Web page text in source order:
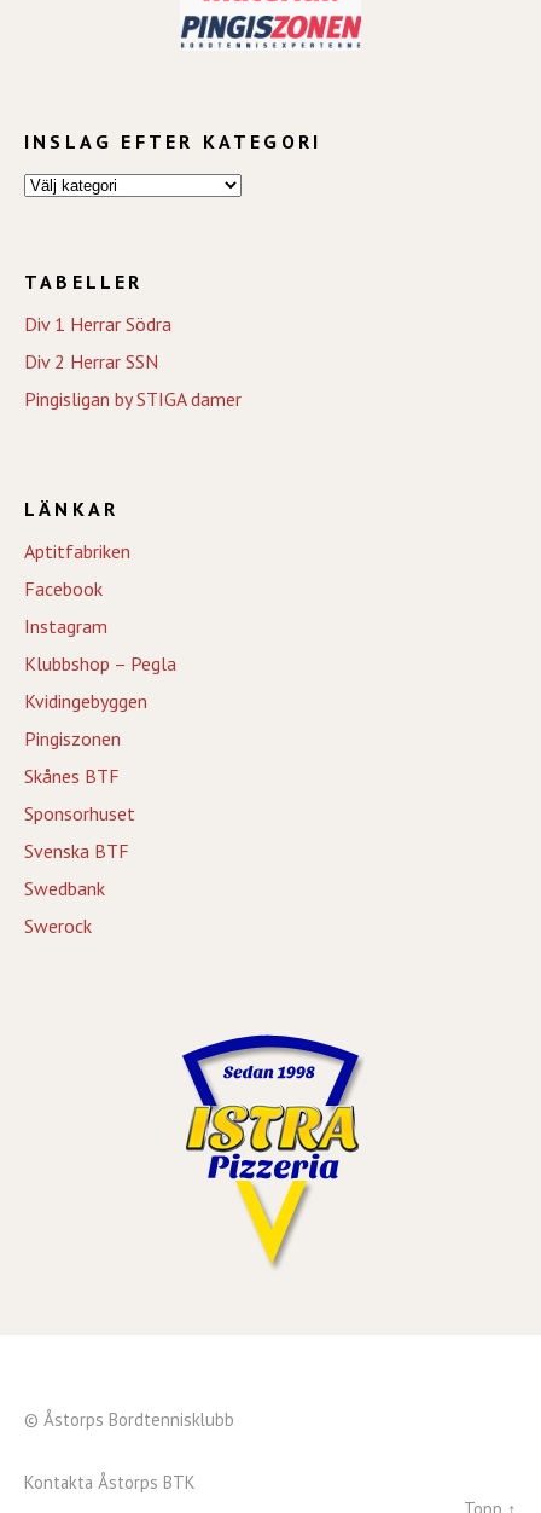
INSLAG EFTER KATEGORI
TABELLER
Div 1 Herrar Södra
Div 2 Herrar SSN
Pingisligan by STIGA damer
LÄNKAR
Aptitfabriken
Facebook
Instagram
Klubbshop – Pegla
Kvidingebyggen
Pingiszonen
Skånes BTF
Sponsorhuset
Svenska BTF
Swedbank
Swerock
© Åstorps Bordtennisklubb
Kontakta Åstorps BTK